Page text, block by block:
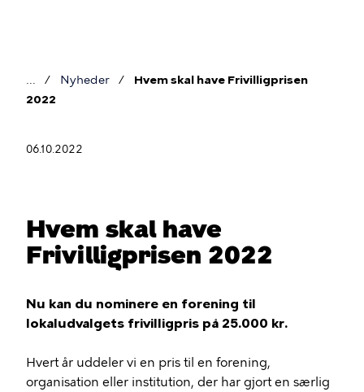
Brødkrumme
Nyheder
Hvem skal have Frivilligprisen
2022
06.10.2022
Hvem skal have
Frivilligprisen 2022
Nu kan du nominere en forening til
lokaludvalgets frivilligpris på 25.000 kr.
Hvert år uddeler vi en pris til en forening,
organisation eller institution, der har gjort en særlig